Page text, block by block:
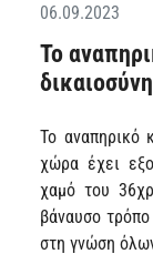
06.09.2023
Το
Το αναπηρικό
χώρα έχει
χαμό του
βάναυσο
στη γνώση